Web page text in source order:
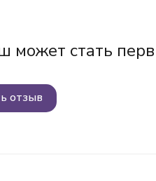
может стать
отзыв